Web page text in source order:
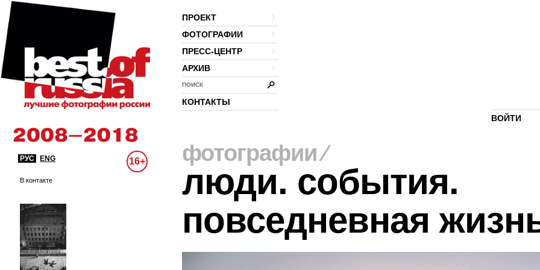
ПРОЕКТ
ФОТОГРАФИИ
ПРЕСС-ЦЕНТР
АРХИВ
ПОИСК
КОНТАКТЫ
ВОЙТИ
РУС ENG 16+
В контакте
фотографии⁄
люди. события.
повседневная